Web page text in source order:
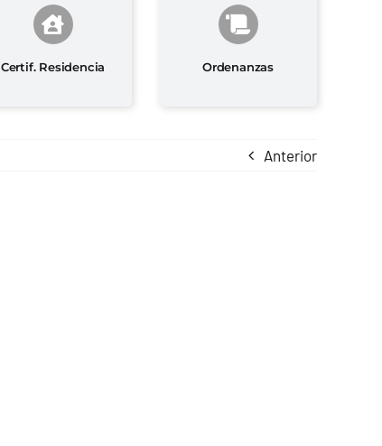
Certif. Residencia Ordenanzas
Anterior